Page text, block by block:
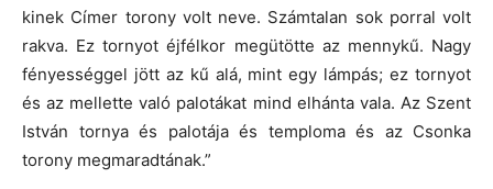
kinek Címer torony volt neve. Számtalan sok porral volt
rakva. Ez tornyot éjfélkor megütötte az mennykű. Nagy
fényességgel jött az kű alá, mint egy lámpás; ez tornyot
és az mellette való palotákat mind elhánta vala. Az Szent
István tornya és palotája és temploma és az Csonka
torony megmaradtának.”